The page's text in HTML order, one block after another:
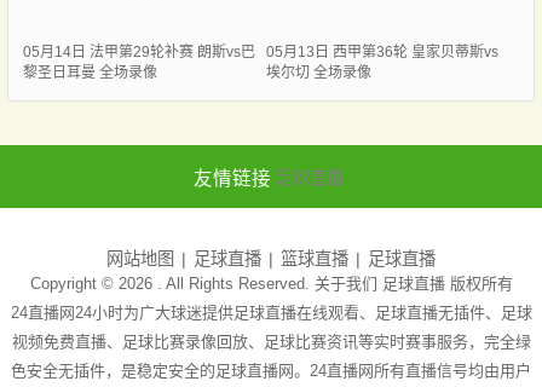
05月14日 法甲第29轮补赛 朗斯vs巴
黎圣日耳曼 全场录像
05月13日 西甲第36轮 皇家贝蒂斯vs
埃尔切 全场录像
友情链接 足球直播
网站地图 足球直播 篮球直播 足球直播
Copyright © 2026 . All Rights Reserved. 关于我们 足球直播版权所有
24直播网24小时为广大球迷提供足球直播在线观看、足球直播无插件、足球
视频免费直播、足球比赛录像回放、足球比赛资讯等实时赛事服务，完全绿
色安全无插件，是稳定安全的足球直播网。24直播网所有直播信号均由用户